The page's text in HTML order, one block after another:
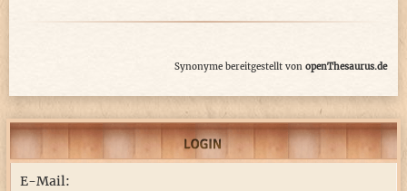
Synonyme bereitgestellt von openThesaurus.de
E-Mail: